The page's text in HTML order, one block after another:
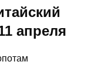
апреля